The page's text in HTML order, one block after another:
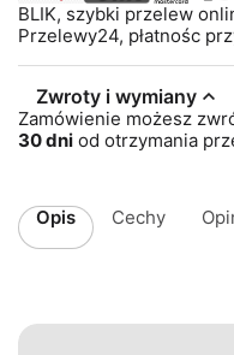
BLIK, szybki przelew
Przelewy24, płatnośc
Zwroty i wymiany
Zamówienie możesz
30 dni od otrzymania
Opis Cechy